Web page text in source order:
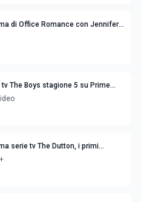
di Office Romance con Jennifer
The Boys stagione 5 su Prime
serie tv The Dutton, i primi
di Yellowstone